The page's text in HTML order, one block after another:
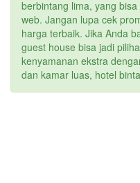
berbintang lima, yang
web. Jangan lupa cek
harga terbaik. Jika Anda
guest house bisa jadi
kenyamanan ekstra
dan kamar luas, hotel